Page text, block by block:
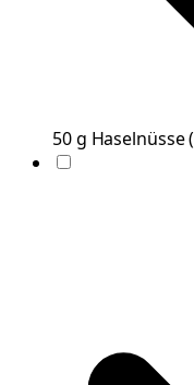
50g Haselnüsse(